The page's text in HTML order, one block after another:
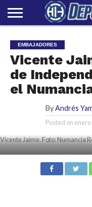
NACIONAL
INTERNACIONAL
EMBAJADORES
POLIDEPORTIVO
POLÍTICAS
DE
PRIVACIDAD
CONTACTO
HIT
EQUIPO
HIT
EMBAJADORES
Vicente
de
el
By Andrés
Posted on enero
Vicente Jaime. Foto: Numancia